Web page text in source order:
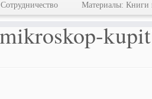
Сотрудничество Материалы: Книги